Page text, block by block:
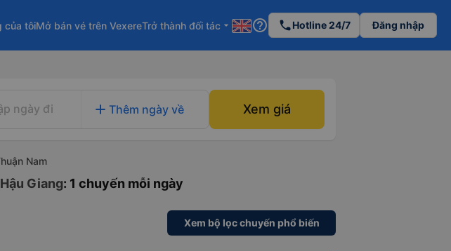
của tôiMở bán vé trên VexereTrở thành đối tác arrow_drop_down help_outline phoneHotline 24/7 Đăng nhập
ngày đi add Thêm ngày về Xem giá
Nam
Giang: 1 chuyến mỗi ngày
Xem bộ lọc chuyến phổ biến